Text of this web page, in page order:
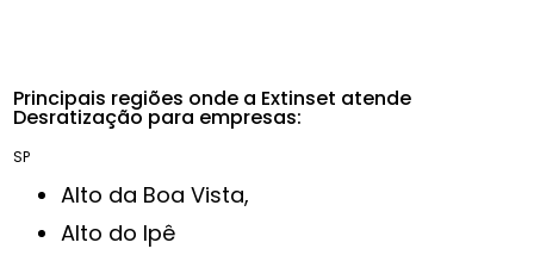
Principais regiões onde a Extinset atende
Desratização para empresas:
SP
Alto da Boa Vista,
Alto do Ipê